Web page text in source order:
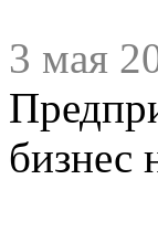
3 мая
бизнес